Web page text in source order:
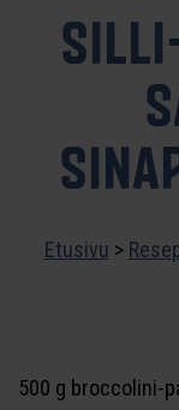
Etusivu >
500 g broccolini-